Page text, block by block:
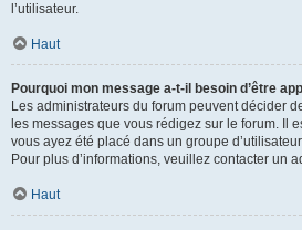
l’utilisateur.
Haut
Pourquoi mon message a-t-il besoin d’être
Les administrateurs du forum peuvent décider
les messages que vous rédigez sur le forum. Il
vous ayez été placé dans un groupe
Pour plus d’informations, veuillez contacter un
Haut